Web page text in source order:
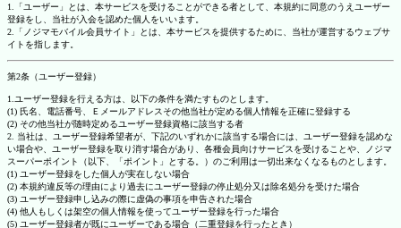
1.「ユーザー」とは、本サービスを受けることができる者として、本規約に同意のうえユーザー
登録をし、当社が入会を認めた個人をいいます。
2.「ノジマモバイル会員サイト」とは、本サービスを提供するために、当社が運営するウェブサ
イトを指します。
第2条（ユーザー登録）
1.ユーザー登録を行える方は、以下の条件を満たすものとします。
(1) 氏名、電話番号、Ｅメールアドレスその他当社が定める個人情報を正確に登録する
(2) その他当社が随時定めるユーザー登録資格に該当する者
2. 当社は、ユーザー登録希望者が、下記のいずれかに該当する場合には、ユーザー登録を認めな
い場合や、ユーザー登録を取り消す場合があり、各種会員向けサービスを受けることや、ノジマ
スーパーポイント（以下、「ポイント」とする。）のご利用は一切出来なくなるものとします。
(1) ユーザー登録をした個人が実在しない場合
(2) 本規約違反等の理由により過去にユーザー登録の停止処分又は除名処分を受けた場合
(3) ユーザー登録申し込みの際に虚偽の事項を申告された場合
(4) 他人もしくは架空の個人情報を使ってユーザー登録を行った場合
(5) ユーザー登録者が既にユーザーである場合（二重登録を行ったとき）